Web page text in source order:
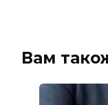
Вам